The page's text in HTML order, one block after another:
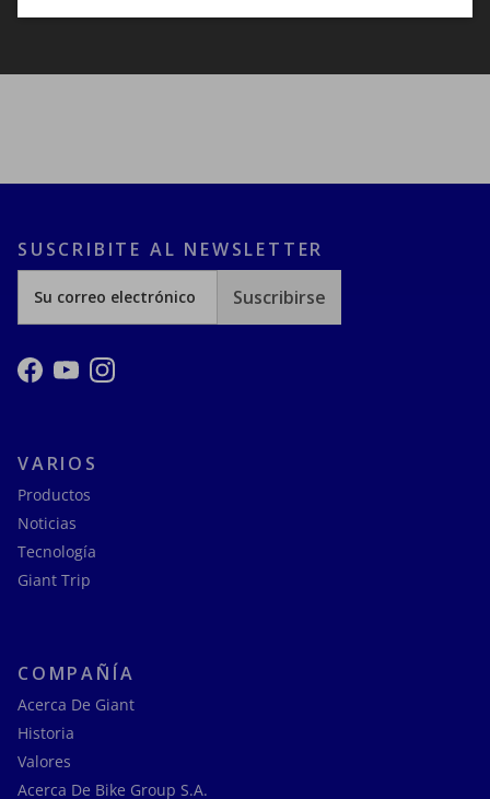
SUSCRIBITE AL NEWSLETTER
Suscribirse
FacebookYouTubeInstagram
VARIOS
Productos
Noticias
Tecnología
Giant Trip
COMPAÑÍA
Acerca De Giant
Historia
Valores
Acerca De Bike Group S.A.